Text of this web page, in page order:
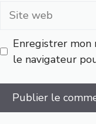
Site
Enregistrer mon
le navigateur